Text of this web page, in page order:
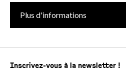
Plus d'informations
Inscrivez-vous à la newsletter !